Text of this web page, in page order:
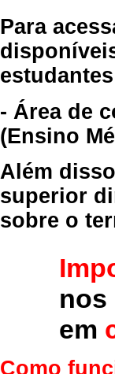
Para
- Área de
(Ensino
Além
superior
sobre o
nos
em
Como